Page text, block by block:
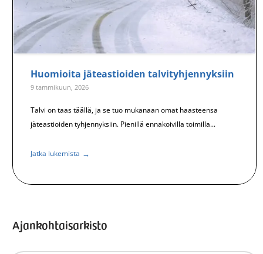
Huomioita jäteastioiden talvityhjennyksiin
9 tammikuun, 2026
Talvi on taas täällä, ja se tuo mukanaan omat haasteensa
jäteastioiden tyhjennyksiin. Pienillä ennakoivilla toimilla...
Jatka lukemista →
Ajankohtaisarkisto